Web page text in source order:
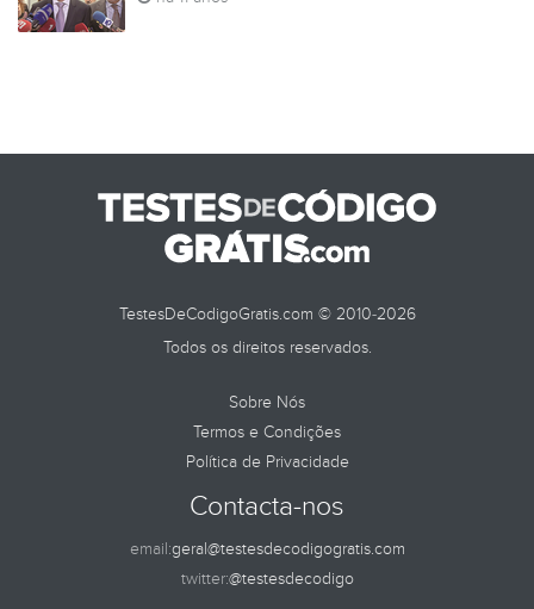
TestesDeCodigoGratis.com © 2010-2026
Todos os direitos reservados.
Sobre Nós
Termos e Condições
Política de Privacidade
Contacta-nos
email:geral@testesdecodigogratis.com
twitter:@testesdecodigo